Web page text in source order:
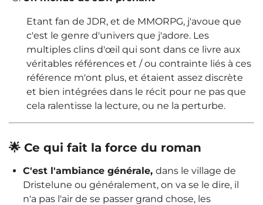
Etant fan de JDR, et de MMORPG, j'avoue que
c'est le genre d'univers que j'adore. Les
multiples clins d'œil qui sont dans ce livre aux
véritables références et / ou contrainte liés à ces
référence m'ont plus, et étaient assez discrète
et bien intégrées dans le récit pour ne pas que
cela ralentisse la lecture, ou ne la perturbe.
🌟 Ce qui fait la force du roman
C'est l'ambiance générale, dans le village de
Dristelune ou généralement, on va se le dire, il
n'a pas l'air de se passer grand chose, les